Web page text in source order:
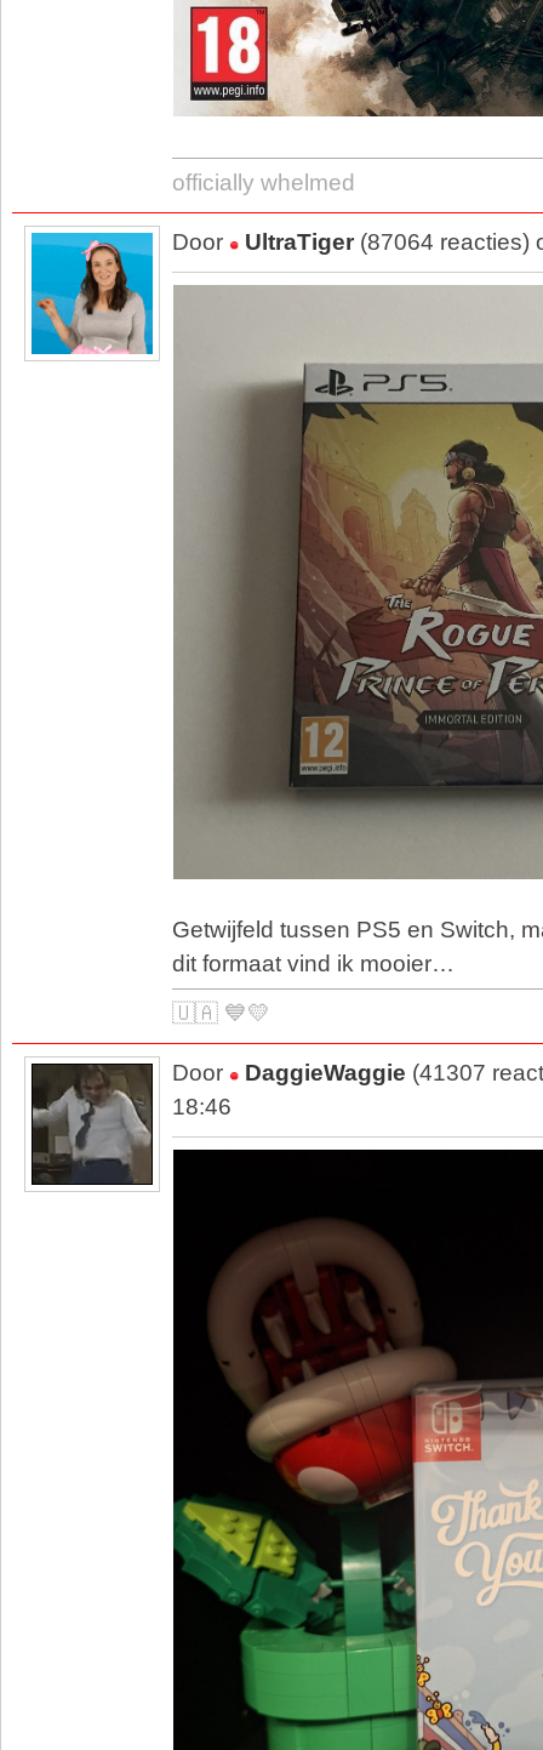
officially whelmed
Door UltraTiger (87064 reacties)
Getwijfeld tussen PS5 en Switch,
dit formaat vind ik mooier…
🇺🇦 💙💛
Door DaggieWaggie (41307
18:46